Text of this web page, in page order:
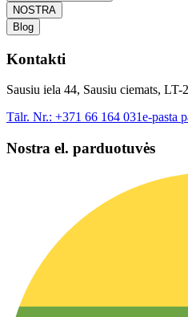
NOSTRA
Blog
Kontakti
Sausiu iela 44, Sausiu ciemats,
Tālr. Nr.: +371 66 164 031e-pasta
Nostra el. parduotuvės